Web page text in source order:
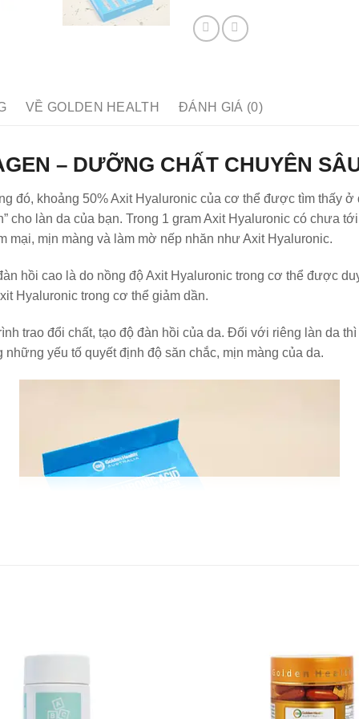
VỀ GOLDEN HEALTH ĐÁNH GIÁ (0)
– DƯỠNG CHẤT CHUYÊN
đó, khoảng 50% Axit Hyaluronic của cơ thể được tìm thấy
cho làn da của bạn. Trong 1 gram Axit Hyaluronic có chưa
mịn màng và làm mờ nếp nhăn như Axit Hyaluronic.
hồi cao là do nồng độ Axit Hyaluronic trong cơ thể được
Hyaluronic trong cơ thể giảm dần.
trao đổi chất, tạo độ đàn hồi của da. Đối với riêng làn da
yếu tố quyết định độ săn chắc, mịn màng của da.